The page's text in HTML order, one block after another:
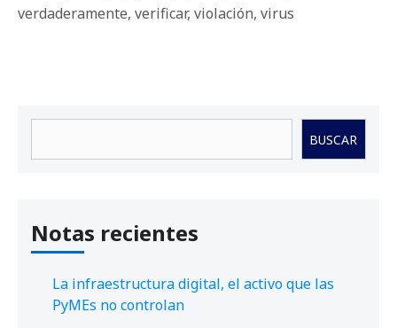
verdaderamente, verificar, violación, virus
BUSCAR
Notas recientes
La infraestructura digital, el activo que las
PyMEs no controlan